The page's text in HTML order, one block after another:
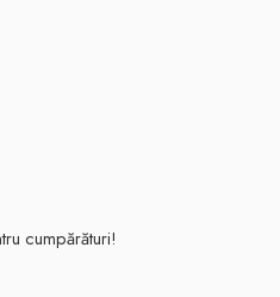
cumpărături!